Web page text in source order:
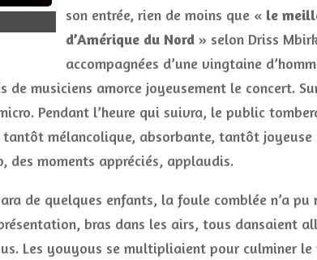
son entrée, rien de moins que « le
d’Amérique du Nord » selon Driss
accompagnées d’une vingtaine
de musiciens amorce joyeusement le concert.
Pendant l’heure qui suivra, le public
tantôt mélancolique, absorbante, tantôt joyeuse
des moments appréciés, applaudis.
de quelques enfants, la foule comblée n’a
bras dans les airs, tous dansaient
Les youyous se multipliaient pour culminer le